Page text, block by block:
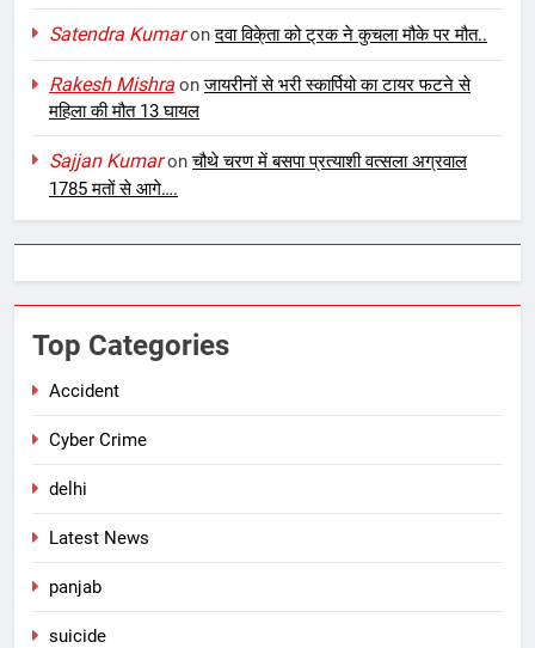
Satendra Kumaronदवा विके्ता को ट्रक ने कुचला मौके पर मौत..
Rakesh Mishra onजायरीनों से भरी स्कार्पियो का टायर फटने से
महिला की मौत 13 घायल
Sajjan Kumaronचौथे चरण में बसपा प्रत्याशी वत्सला अग्रवाल
1785 मतों से आगे….
Top Categories
Accident
Cyber Crime
delhi
Latest News
panjab
suicide